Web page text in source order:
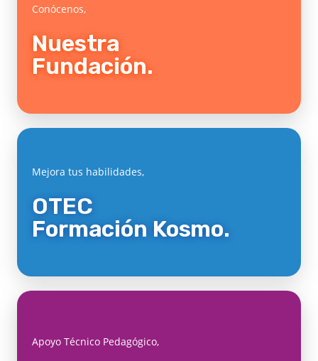
Conócenos,
Nuestra
Fundación.
Mejora tus habilidades,
OTEC
Formación Kosmo.
Apoyo Técnico Pedagógico,